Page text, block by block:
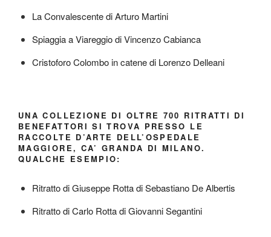
La Convalescente di Arturo Martini
Spiaggia a Viareggio di Vincenzo Cabianca
Cristoforo Colombo in catene di Lorenzo Delleani
UNA COLLEZIONE DI OLTRE 700 RITRATTI DI
BENEFATTORI SI TROVA PRESSO LE
RACCOLTE D’ARTE DELL’OSPEDALE
MAGGIORE, CA’ GRANDA DI MILANO.
QUALCHE ESEMPIO:
Ritratto di Giuseppe Rotta di Sebastiano De Albertis
Ritratto di Carlo Rotta di Giovanni Segantini